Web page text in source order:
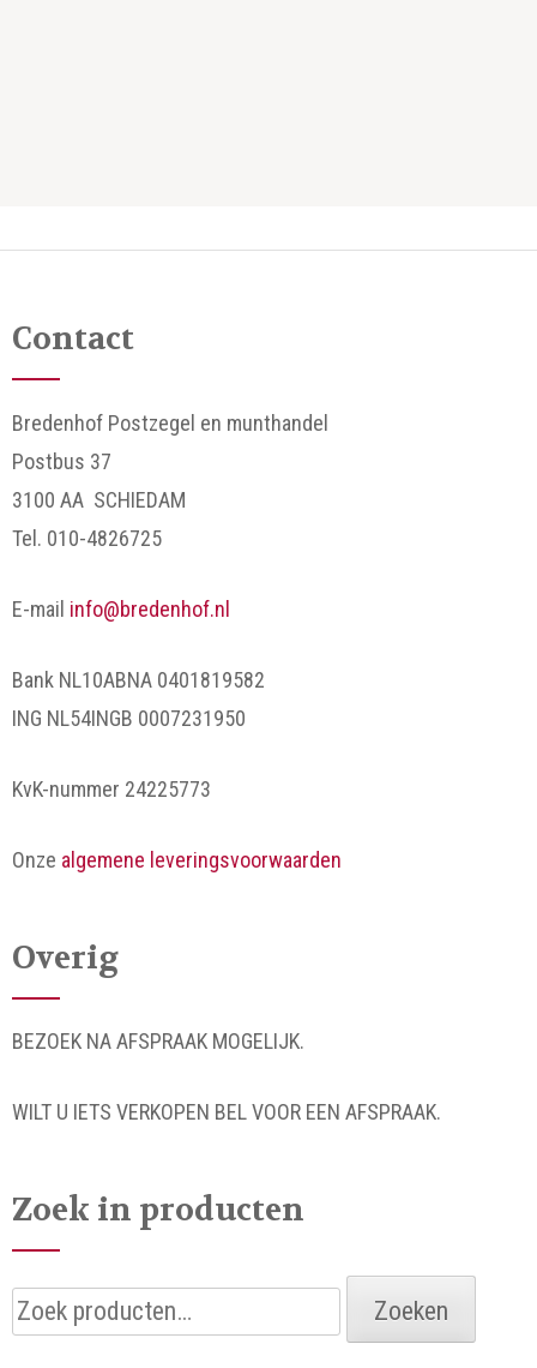
Contact
Bredenhof Postzegel en munthandel
Postbus 37
3100 AA SCHIEDAM
Tel. 010-4826725
E-mail info@bredenhof.nl
Bank NL10ABNA 0401819582
ING NL54INGB 0007231950
KvK-nummer 24225773
Onze algemene leveringsvoorwaarden
Overig
BEZOEK NA AFSPRAAK MOGELIJK.
WILT U IETS VERKOPEN BEL VOOR EEN AFSPRAAK.
Zoek in producten
Zoeken
naar:
Zoeken